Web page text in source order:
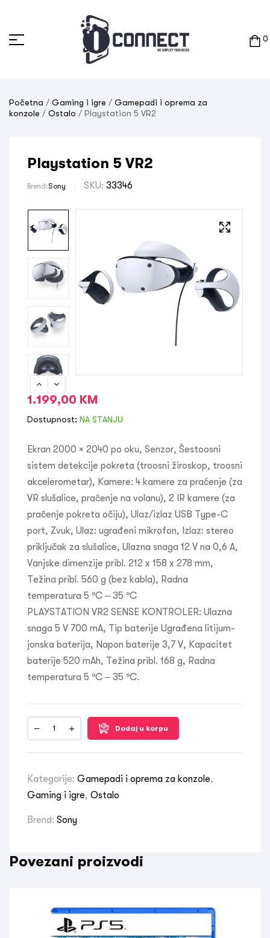
0
Početna / Gaming i igre / Gamepadi i oprema za
konzole / Ostalo / Playstation 5 VR2
Playstation 5 VR2
Brend:Sony SKU: 33346
1.199,00 KM
Dostupnost: NA STANJU
Ekran 2000 × 2040 po oku, Senzor, Šestoosni
sistem detekcije pokreta (troosni žiroskop, troosni
akcelerometar), Kamere: 4 kamere za praćenje (za
VR slušalice, praćenje na volanu), 2 IR kamere (za
praćenje pokreta očiju), Ulaz/izlaz USB Type-C
port, Zvuk, Ulaz: ugrađeni mikrofon, Izlaz: stereo
priključak za slušalice, Ulazna snaga 12 V na 0,6 A,
Vanjske dimenzije pribl. 212 x 158 x 278 mm,
Težina pribl. 560 g (bez kabla), Radna
temperatura 5 ºC – 35 ºC
PLAYSTATION VR2 SENSE KONTROLER: Ulazna
snaga 5 V 700 mA, Tip baterije Ugrađena litijum-
jonska baterija, Napon baterije 3,7 V, Kapacitet
baterije 520 mAh, Težina pribl. 168 g, Radna
temperatura 5 ºC – 35 ºC.
Dodaj u korpu
Kategorije: Gamepadi i oprema za konzole,
Gaming i igre, Ostalo
Brend: Sony
Povezani proizvodi